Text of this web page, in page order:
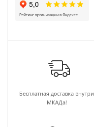
Бесплатная доставка внутри
МКАДа!